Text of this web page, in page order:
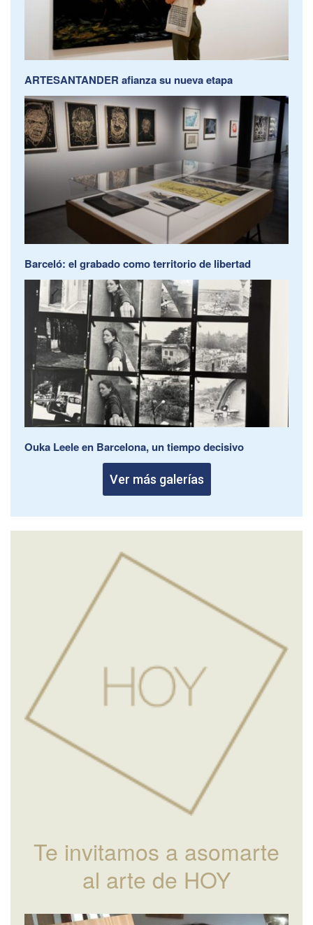
ARTESANTANDER afianza su nueva etapa
Barceló: el grabado como territorio de libertad
Ouka Leele en Barcelona, un tiempo decisivo
Ver más galerías
Te invitamos a asomarte
al arte de HOY